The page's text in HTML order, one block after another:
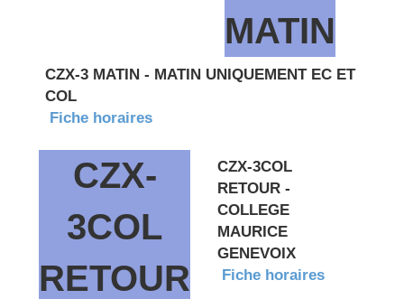
MATIN
CZX-3 MATIN - MATIN UNIQUEMENT EC ET
COL
Fiche horaires
CZX-
3COL
RETOUR
CZX-3COL
RETOUR -
COLLEGE
MAURICE
GENEVOIX
Fiche horaires